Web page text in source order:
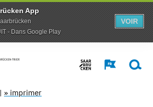
App
- Dans Google Play
VOIR
| » imprimer